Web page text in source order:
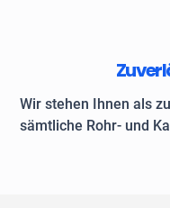
Wir stehen Ihnen als
sämtliche Rohr- und